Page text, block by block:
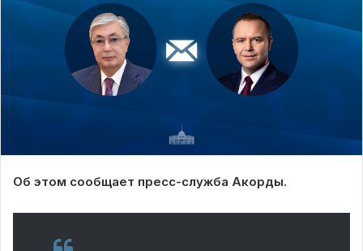
Об этом сообщает пресс-служба Акорды.